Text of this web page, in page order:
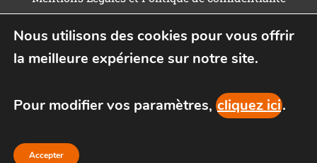
Nous utilisons des cookies pour vous offrir
la meilleure expérience sur notre site.
Pour modifier vos paramètres, cliquez ici.
Accepter